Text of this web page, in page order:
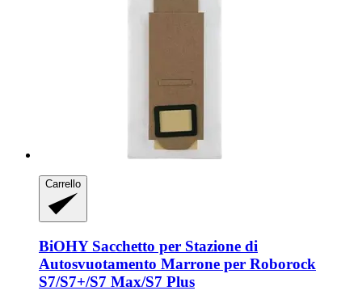
Carrello
BiOHYSacchetto per Stazione di
Autosvuotamento Marrone per Roborock
S7/S7+/S7 Max/S7 Plus